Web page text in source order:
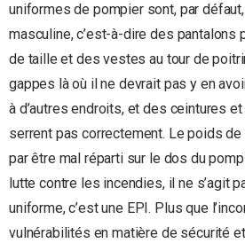
uniformes de pompier sont, par
masculine, c’est-à-dire des pantalons
de taille et des vestes au tour de
gappes là où il ne devrait pas y en
à d’autres endroits, et des ceintures
serrent pas correctement. Le poids de
par être mal réparti sur le dos du
lutte contre les incendies, il ne s’agit
uniforme, c’est une EPI. Plus que
vulnérabilités en matière de sécurité